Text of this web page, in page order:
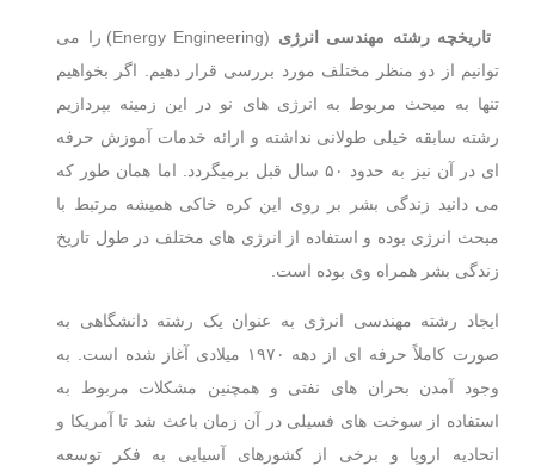
تاریخچه رشته مهندسی انرژی
(Energy Engineering) را می
توانیم از دو منظر مختلف مورد بررسی قرار دهیم. اگر بخواهیم
تنها به مبحث مربوط به انرژی های نو در این زمینه بپردازیم
رشته سابقه خیلی طولانی نداشته و ارائه خدمات آموزش حرفه
ای در آن نیز به حدود ۵۰ سال قبل برمیگردد. اما همان طور که
می دانید زندگی بشر بر روی این کره خاکی همیشه مرتبط با
مبحث انرژی بوده و استفاده از انرژی های مختلف در طول تاریخ
زندگی بشر همراه وی بوده است.
ایجاد رشته مهندسی انرژی به عنوان یک رشته دانشگاهی به
صورت کاملاً حرفه ای از دهه ۱۹۷۰ میلادی آغاز شده است. به
وجود آمدن بحران های نفتی و همچنین مشکلات مربوط به
استفاده از سوخت های فسیلی در آن زمان باعث شد تا آمریکا و
اتحادیه اروپا و برخی از کشورهای آسیایی به فکر توسعه